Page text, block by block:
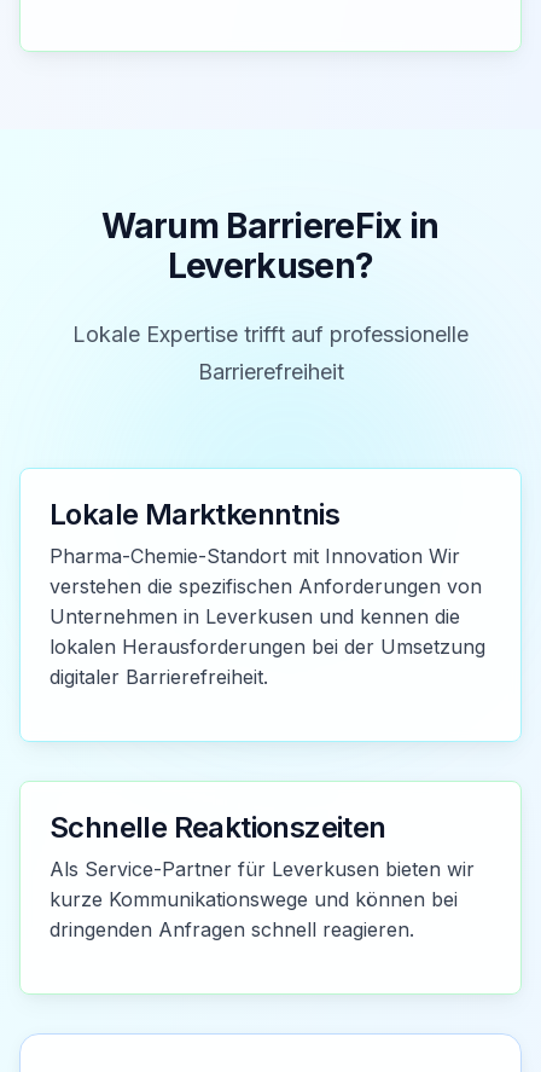
Warum BarriereFix in
Leverkusen?
Lokale Expertise trifft auf professionelle
Barrierefreiheit
Lokale Marktkenntnis
Pharma-Chemie-Standort mit Innovation Wir
verstehen die spezifischen Anforderungen von
Unternehmen in Leverkusen und kennen die
lokalen Herausforderungen bei der Umsetzung
digitaler Barrierefreiheit.
Schnelle Reaktionszeiten
Als Service-Partner für Leverkusen bieten wir
kurze Kommunikationswege und können bei
dringenden Anfragen schnell reagieren.